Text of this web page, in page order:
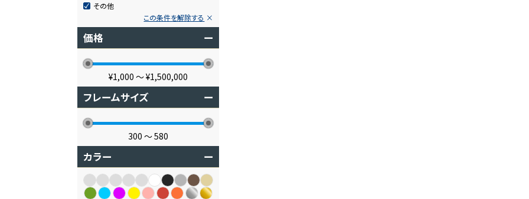
その他
この条件を解除する
価格 ー
¥1,000 〜¥1,500,000
フレームサイズ ー
300 〜580
カラー ー